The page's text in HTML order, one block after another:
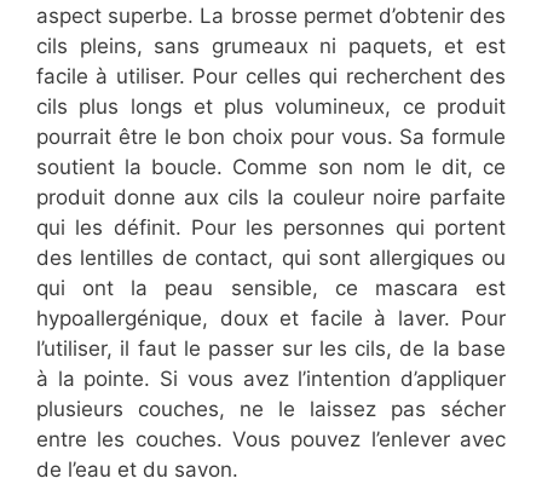
aspect superbe. La brosse permet d’obtenir des
cils pleins, sans grumeaux ni paquets, et est
facile à utiliser. Pour celles qui recherchent des
cils plus longs et plus volumineux, ce produit
pourrait être le bon choix pour vous. Sa formule
soutient la boucle. Comme son nom le dit, ce
produit donne aux cils la couleur noire parfaite
qui les définit. Pour les personnes qui portent
des lentilles de contact, qui sont allergiques ou
qui ont la peau sensible, ce mascara est
hypoallergénique, doux et facile à laver. Pour
l’utiliser, il faut le passer sur les cils, de la base
à la pointe. Si vous avez l’intention d’appliquer
plusieurs couches, ne le laissez pas sécher
entre les couches. Vous pouvez l’enlever avec
de l’eau et du savon.